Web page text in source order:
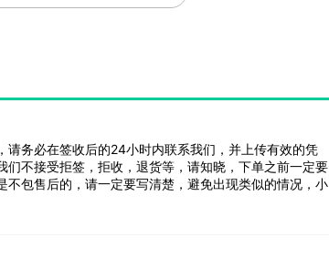
白对虾 24.75
白对虾 22.75 0.0
务必在签收后的24小时内联系我们，并上传有效的凭
不接受拒签，拒收，退货等，请知晓，下单之前一定要
包售后的，请一定要写清楚，避免出现类似的情况，小